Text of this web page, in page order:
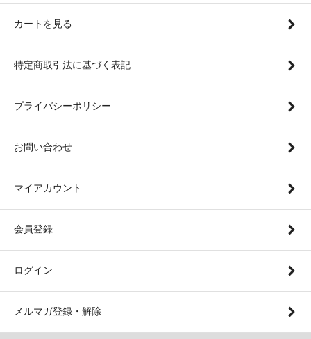
カートを見る
特定商取引法に基づく表記
プライバシーポリシー
お問い合わせ
マイアカウント
会員登録
ログイン
メルマガ登録・解除